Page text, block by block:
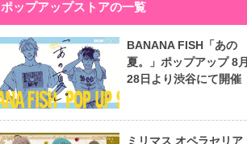
ポップアップストアの一覧
BANANA FISH「あの
夏。」ポップアップ 8月
28日より渋谷にて開催
ミリマス オペラセリア